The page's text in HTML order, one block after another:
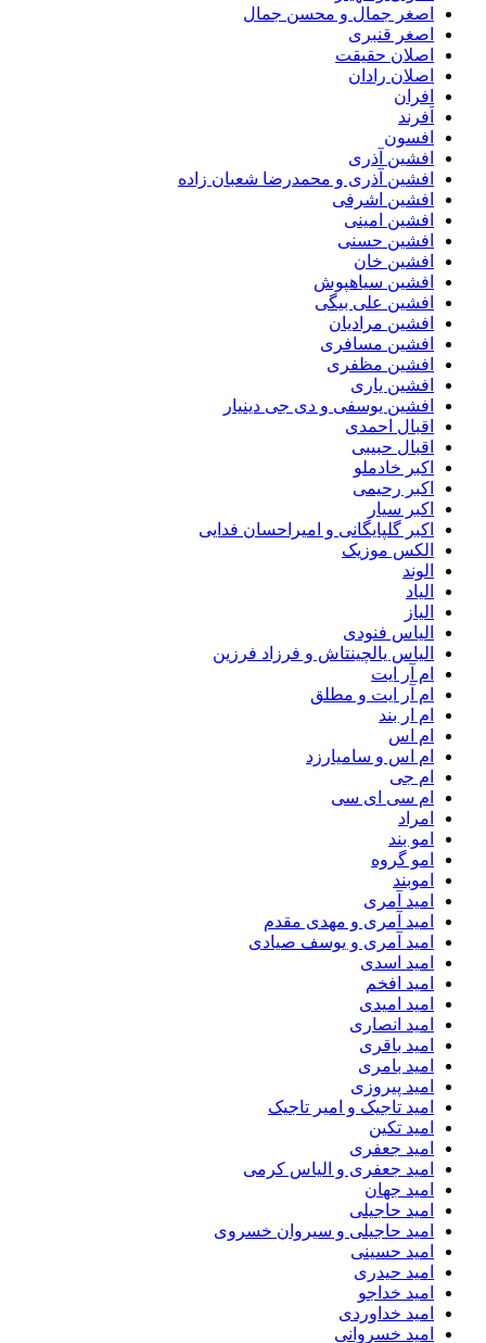
اصغر جمال و محسن جمال
اصغر قنبری
اصلان حقیقت
اصلان رادان
افران
اَفرند
افسون
افشین آذری
افشین آذری و محمدرضا شعبان زاده
افشین اشرفی
افشین امینی
افشین حسنی
افشین خان
افشین سیاهپوش
افشین علی بیگی
افشین مرادیان
افشین مسافری
افشین مظفری
افشین یاری
افشین یوسفی و دی جی دینیار
اقبال احمدی
اقبال حبیبی
اکبر خادملو
اکبر رحیمی
اکبر سیار
اکبر گلپایگانی و امیراحسان فدایی
الکس موزیک
الوند
الیاد
الیاز
الیاس فنودی
الیاس یالچینتاش و فرزاد فرزین
ام آر ایت
ام آر ایت و مطلق
ام‌ ار بند
ام اس
ام اس و سامیارزد
ام جی
ام سی ای سی
امراد
امو بند
امو گروه
اموبند
امید آمری
امید آمری و مهدی مقدم
امید آمری و یوسف صیادی
امید اسدی
امید افخم
امید امیدی
امید انصاری
امید باقری
امید بامری
امید پیروزی
امید تاجیک و امیر تاجیک
امید تکین
امید جعفری
امید جعفری و الیاس کرمی
امید جهان
امید حاجیلی
امید حاجیلی و سیروان خسروی
امید حسینی
امید حیدری
امید خداجو
امید خداوردی
امید خسروانی